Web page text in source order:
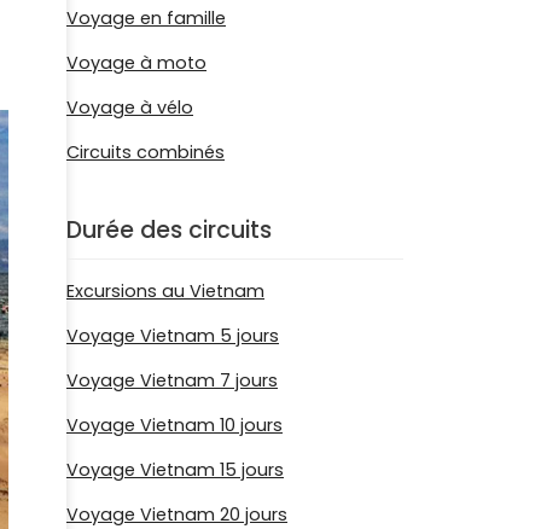
Voyage en famille
Voyage à moto
Voyage à vélo
Circuits combinés
Durée des circuits
Excursions au Vietnam
Voyage Vietnam 5 jours
Voyage Vietnam 7 jours
Voyage Vietnam 10 jours
Voyage Vietnam 15 jours
Voyage Vietnam 20 jours